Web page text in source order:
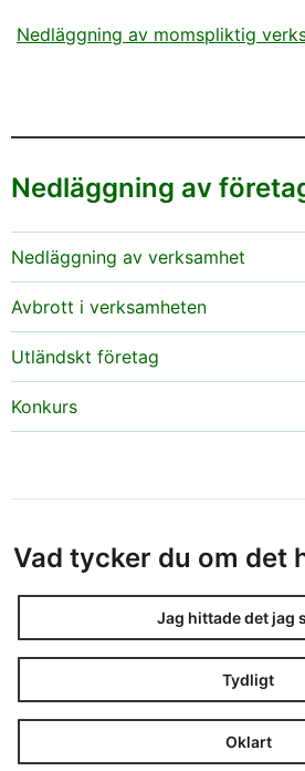
Nedläggning av momspliktig
Nedläggning av
Nedläggning av verksamhet
Avbrott i verksamheten
Utländskt företag
Konkurs
Vad tycker du om det
Jag hittade det jag
Tydligt
Oklart